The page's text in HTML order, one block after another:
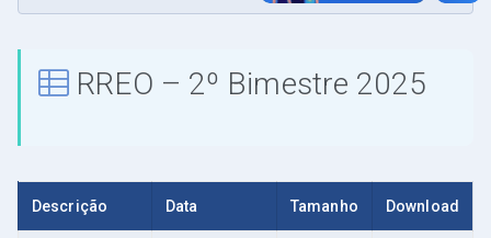
RREO – 2º Bimestre 2025
Descrição Data Tamanho Download